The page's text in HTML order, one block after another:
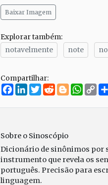
Baixar Imagem
Explorar também:
notavelmente
note
Compartilhar:
Facebook
LinkedIn
Twitter
RedditBlogger
Sobre o Sinoscópio
Dicionário de sinônimos por
instrumento que revela os
português. Precisão para
linguagem.